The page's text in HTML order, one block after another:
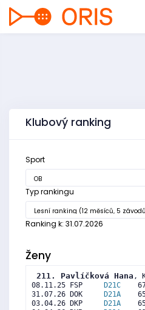
Klubový ranking
Sport
Typ rankingu
Ranking k: 31.07.2026
Ženy
211. Pavlíčková Hana ,
08.11.25 FSP D21C
31.07.26 DOK
D21A
03.04.26 DKP
D21A